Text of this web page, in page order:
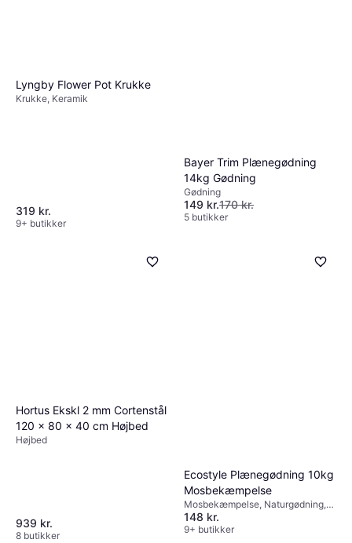
Lyngby Flower Pot Krukke
Krukke, Keramik
319 kr.
9+ butikker
Bayer Trim Plænegødning
14kg Gødning
Gødning
149 kr.170 kr.
5 butikker
Hortus Ekskl 2 mm Cortenstål
120 x 80 x 40 cm Højbed
Højbed
939 kr.
8 butikker
Ecostyle Plænegødning 10kg
Mosbekæmpelse
Mosbekæmpelse, Naturgødning,
Modvirker mosdannelse,
Modvirker ukrudt, Plast
148 kr.
9+ butikker